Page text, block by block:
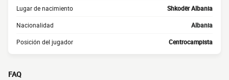
Lugar de nacimiento Shkodër Albania
Nacionalidad Albania
Posición del jugador Centrocampista
FAQ